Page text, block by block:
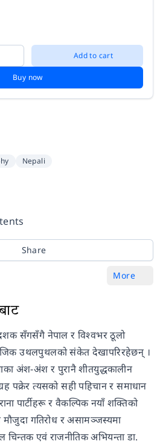
Add to cart
Buy now
Nepali
Share
More
दशक सँगसँगै नेपाल र विश्वभर ठूलो
उथलपुथलको संकेत देखापरिरहेछन् ।
अंश-अंश र पुरानै शीतयुद्धकालीन
पक्रेर त्यसको सही पहिचान र समाधान
पार्टीहरू र वैकल्पिक नयाँ शक्तिको
गतिरोध र असामञ्जस्यमा
चिन्तक एवं राजनीतिक अभियन्ता डा.